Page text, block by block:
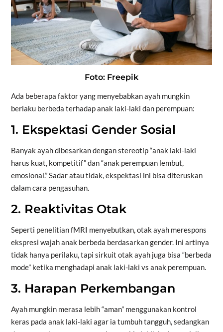
Foto: Freepik
Ada beberapa faktor yang menyebabkan ayah mungkin
berlaku berbeda terhadap anak laki-laki dan perempuan:
1. Ekspektasi Gender Sosial
Banyak ayah dibesarkan dengan stereotip “anak laki-laki
harus kuat, kompetitif” dan “anak perempuan lembut,
emosional.” Sadar atau tidak, ekspektasi ini bisa diteruskan
dalam cara pengasuhan.
2. Reaktivitas Otak
Seperti penelitian fMRI menyebutkan, otak ayah merespons
ekspresi wajah anak berbeda berdasarkan gender. Ini artinya
tidak hanya perilaku, tapi sirkuit otak ayah juga bisa “berbeda
mode” ketika menghadapi anak laki-laki vs anak perempuan.
3. Harapan Perkembangan
Ayah mungkin merasa lebih “aman” menggunakan kontrol
keras pada anak laki-laki agar ia tumbuh tangguh, sedangkan